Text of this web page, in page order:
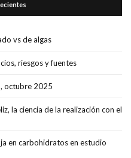
vs de algas
riesgos y fuentes
octubre 2025
la ciencia de la realización con el
en carbohidratos en estudio